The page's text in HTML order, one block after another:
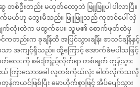
စ်ဦးတည်း မဟုတ်တော့ဘဲ ဖြူဖြူပါ ပါလာပြီ။
းလိုက်မယ်ဟု တွေးမိသည်။ ဖြူဖြူသည် ကုတင်ပေါ် လှဲ
မျက်လုံးထဲက မထွက်ပေ။ သူမ၏ စောက်ဖုတ်ထဲမှ
ည်းက ခုချိန်ထိ အပြင်သွားချိန်၊ စာသင်ချိန်နှင့်
ာ အကျင့်ရှိသည်။ ထို့ကြောင့် အောက်ခံမပါသဖြင့်
လေးကို စမ်းကြည့်လိုက်ရာ တစ်ချက် တွန့်သွား
ငယ် ကြာသောအခါ လူတစ်ကိုယ်လုံး ဓါတ်လိုက်သလို
ကယင်ဖြစ်ပြီး မောဟိုက်စွာဖြင့် အိပ်ပျော်သွား